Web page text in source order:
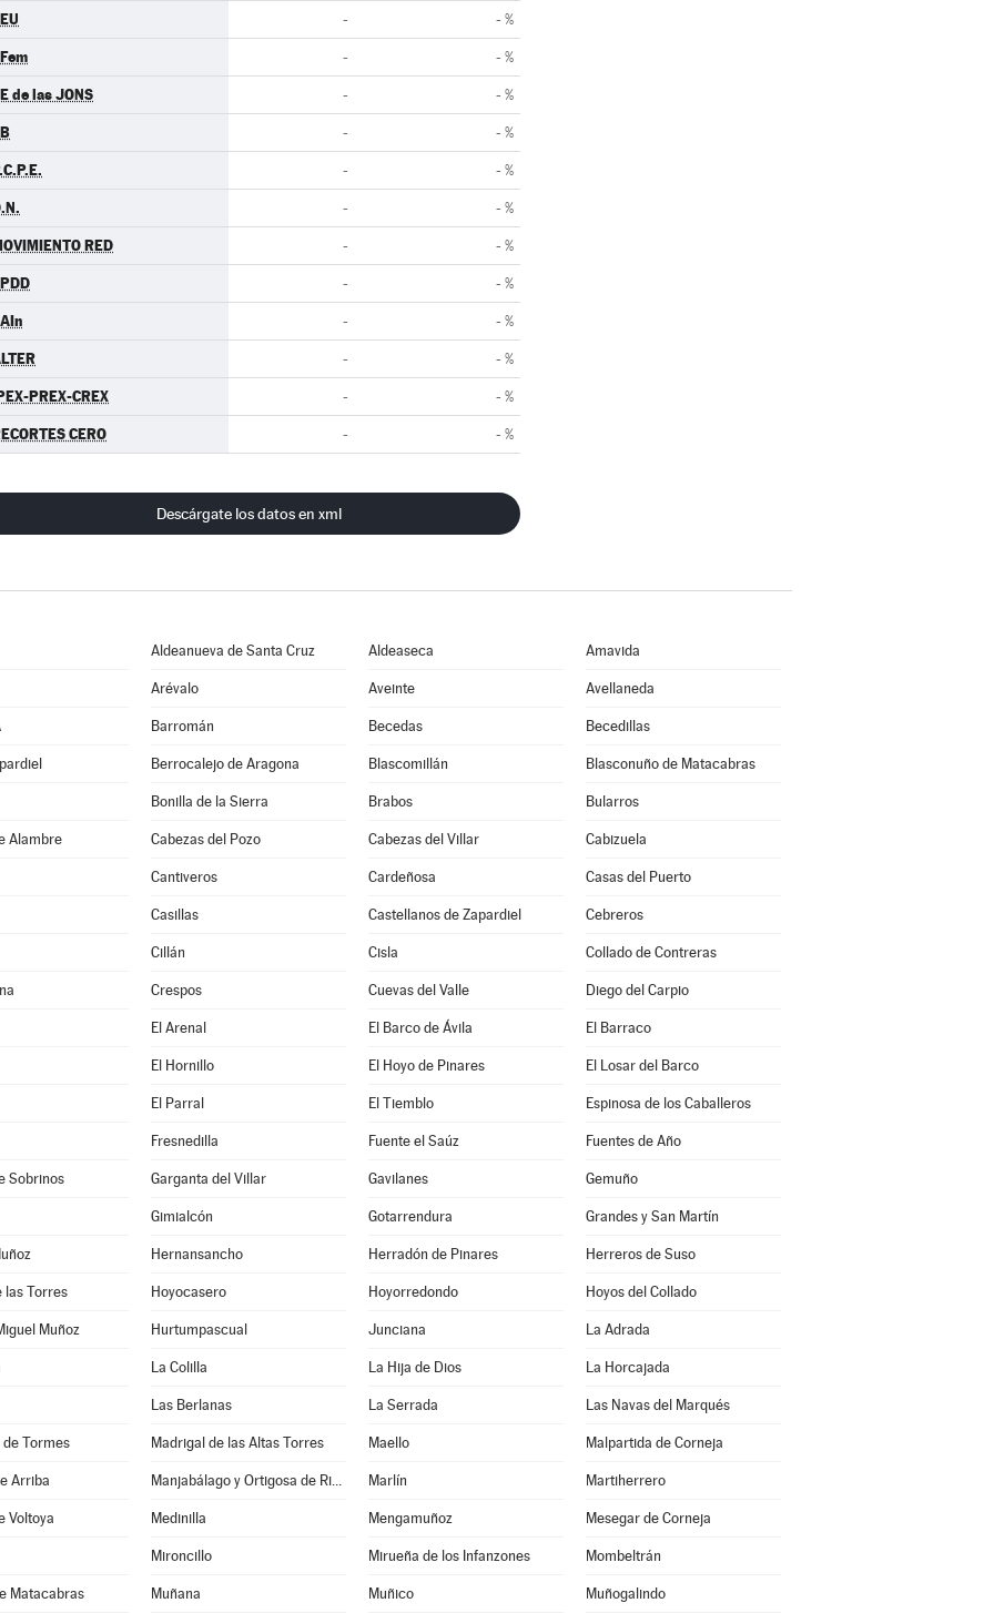
- - %
- - %
de las JONS - - %
- - %
- - %
- - %
RED - - %
- - %
- - %
- - %
PREX-CREX - - %
CERO - - %
Descárgate los datos en xml
Aldeanueva de Santa Cruz Aldeaseca Amavida
Arévalo Aveinte Avellaneda
Barromán Becedas Becedillas
Berrocalejo de Aragona Blascomillán Blasconuño de Matacabras
Bonilla de la Sierra Brabos Bularros
Alambre Cabezas del Pozo Cabezas del Villar Cabizuela
Cantiveros Cardeñosa Casas del Puerto
Casillas Castellanos de Zapardiel Cebreros
Cillán Cisla Collado de Contreras
Crespos Cuevas del Valle Diego del Carpio
El Arenal El Barco de Ávila El Barraco
El Hornillo El Hoyo de Pinares El Losar del Barco
El Parral El Tiemblo Espinosa de los Caballeros
Fresnedilla Fuente el Saúz Fuentes de Año
Sobrinos Garganta del Villar Gavilanes Gemuño
Gimialcón Gotarrendura Grandes y San Martín
Hernansancho Herradón de Pinares Herreros de Suso
las Torres Hoyocasero Hoyorredondo Hoyos del Collado
Muñoz Hurtumpascual Junciana La Adrada
La Colilla La Hija de Dios La Horcajada
Las Berlanas La Serrada Las Navas del Marqués
de Tormes Madrigal de las Altas Torres Maello Malpartida de Corneja
Arriba Manjabálago y Ortigosa de Rioalmar Marlín Martiherrero
Voltoya Medinilla Mengamuñoz Mesegar de Corneja
Mironcillo Mirueña de los Infanzones Mombeltrán
Matacabras Muñana Muñico Muñogalindo